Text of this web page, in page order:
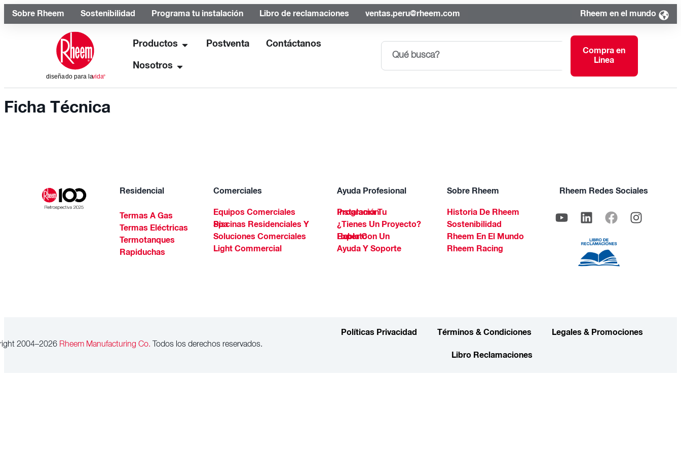
Sobre Rheem Sostenibilidad Programa tu instalación Libro de reclamaciones ventas.peru@rheem.com Rheem en el mundo
Productos Postventa Contáctanos
Nosotros
Compra en
Linea
Ficha Técnica
Residencial
Termas A Gas
Termas Eléctricas
Termotanques
Rapiduchas
Comerciales
Equipos Comerciales
Piscinas Residenciales Y Spa
Soluciones Comerciales
Light Commercial
Ayuda Profesional
Programa Tu Instalación
¿Tienes Un Proyecto?
Habla Con Un Experto
Ayuda Y Soporte
Sobre Rheem
Historia De Rheem
Sostenibilidad
Rheem En El Mundo
Rheem Racing
Rheem Redes Sociales
2004–2026Rheem Manufacturing Co. Todos los derechos reservados.
Políticas Privacidad Términos & Condiciones Legales & Promociones
Libro Reclamaciones